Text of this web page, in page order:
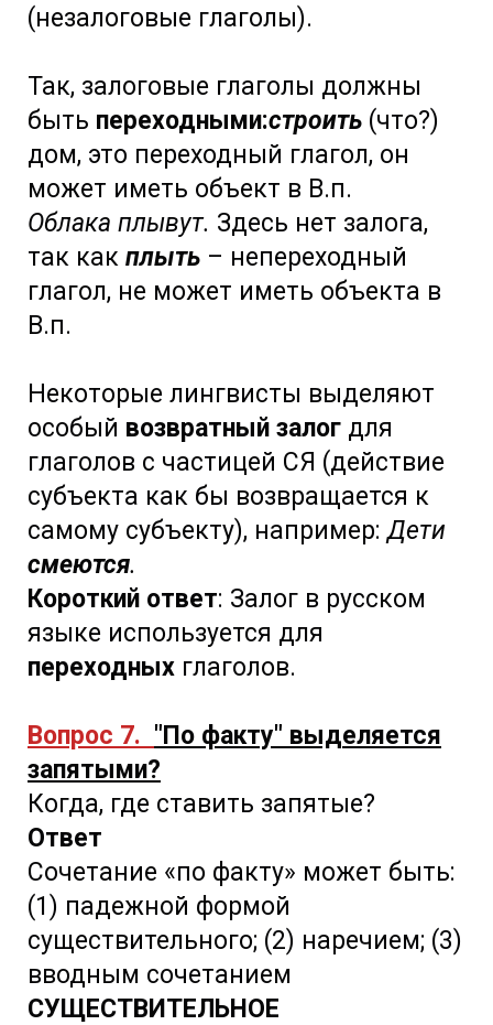
(незалоговые глаголы).
Так, залоговые глаголы должны
быть переходными:строить (что?)
дом, это переходный глагол, он
может иметь объект в В.п.
Облака плывут. Здесь нет залога,
так как плыть – непереходный
глагол, не может иметь объекта в
В.п.
Некоторые лингвисты выделяют
особый возвратный залог для
глаголов с частицей СЯ (действие
субъекта как бы возвращается к
самому субъекту), например:Дети
смеются.
Короткий ответ: Залог в русском
языке используется для
переходных глаголов.
Вопрос 7. "По факту" выделяется
запятыми?
Когда, где ставить запятые?
Ответ
Сочетание «по факту» может быть:
(1) падежной формой
существительного; (2) наречием; (3)
вводным сочетанием
СУЩЕСТВИТЕЛЬНОЕ